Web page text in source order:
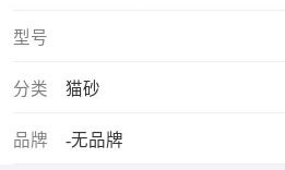
型号
分类 猫砂
品牌 -无品牌